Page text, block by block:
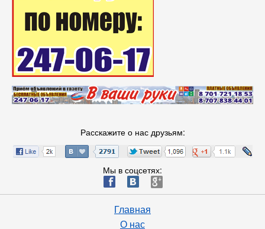
Расскажите о нас друзьям:
Мы в соцсетях:
ä æ è
Главная
О нас